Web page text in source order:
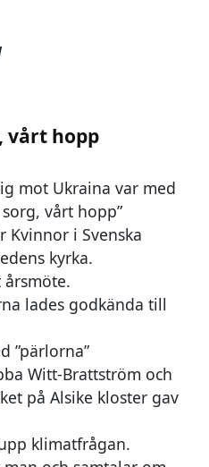
vårt hopp
mot Ukraina var med
vårt hopp”
Kvinnor i Svenska
kyrka.
lades godkända till
”pärlorna”
Witt-Brattström och
på Alsike kloster gav
klimatfrågan.